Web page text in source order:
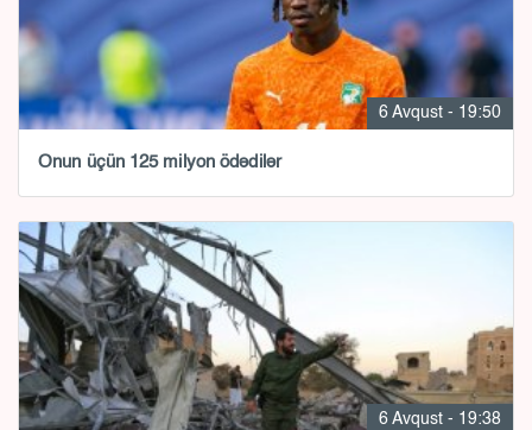
6 Avqust - 19:50
Onun üçün 125 milyon ödədilər
6 Avqust - 19:38